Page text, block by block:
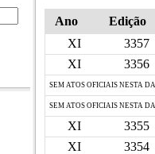
Ano
Edição
XI
3357
XI
3356
SEM ATOS OFICIAIS NESTA
SEM ATOS OFICIAIS NESTA
XI
3355
XI
3354